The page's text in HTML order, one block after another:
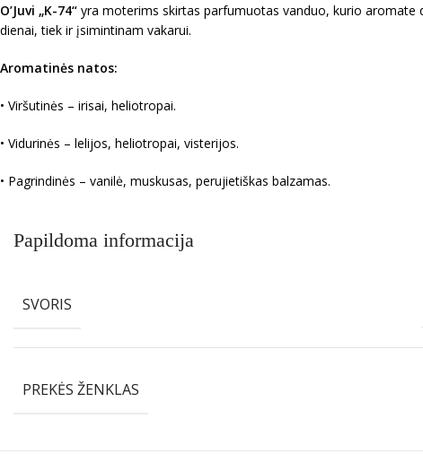
O’Juvi „K-74“ yra moterims skirtas parfumuotas vanduo, kurio aromate
dienai, tiek ir įsimintinam vakarui.
Aromatinės natos:
• Viršutinės – irisai, heliotropai.
• Vidurinės – lelijos, heliotropai, visterijos.
• Pagrindinės – vanilė, muskusas, perujietiškas balzamas.
Papildoma informacija
SVORIS
PREKĖS ŽENKLAS